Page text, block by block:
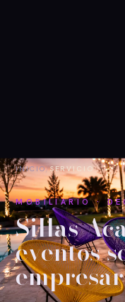
INICIO/SERVICIO
MOBILIARIO ·
Sillas
eventos